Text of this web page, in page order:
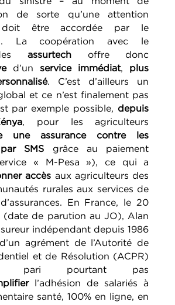
de sorte qu’une attention
doit être accordée par le
La coopération avec le
assurtech offre donc
d’unservice immédiat, plus
. C’est d’ailleurs un
et ce n’est finalement pas
par exemple possible, depuis
, pour les agriculteurs
une assurance contre les
SMS grâce au paiement
« M-Pesa »), ce qui a
accès aux agriculteurs des
rurales aux services de
En France, le 20
(date de parution au JO), Alan
indépendant depuis 1986
agrément de l’Autorité de
et de Résolution (ACPR)
pari pourtant pas
l’adhésion de salariés à
santé, 100% en ligne, en